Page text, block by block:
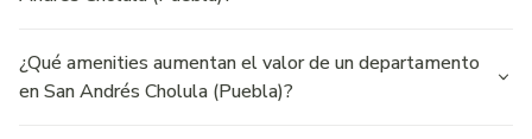
¿Qué amenities aumentan el valor de un departamento
en San Andrés Cholula (Puebla)?